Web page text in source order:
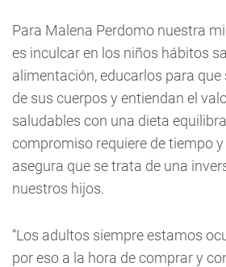
Para Malena Perdomo nuestra
es inculcar en los niños hábitos
alimentación, educarlos para que
de sus cuerpos y entiendan el
saludables con una dieta
compromiso requiere de tiempo
asegura que se trata de una
nuestros hijos.
“Los adultos siempre estamos
por eso a la hora de comprar y